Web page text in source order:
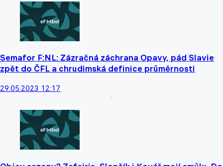
Semafor F:NL: Zázračná záchrana Opavy, pád Slavie
zpět do ČFL a chrudimská definice průměrnosti
29.05.2023 12:17